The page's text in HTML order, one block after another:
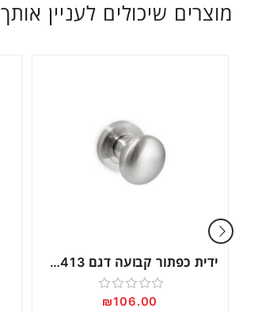
מוצרים שיכולים לעניין אותך
ידית כפתור קבועה דגם DM413 ניקל מוברש
דורג
₪106.00